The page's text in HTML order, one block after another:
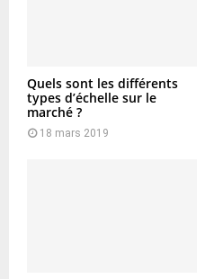
Quels sont les différents
types d’échelle sur le
marché ?
18 mars 2019